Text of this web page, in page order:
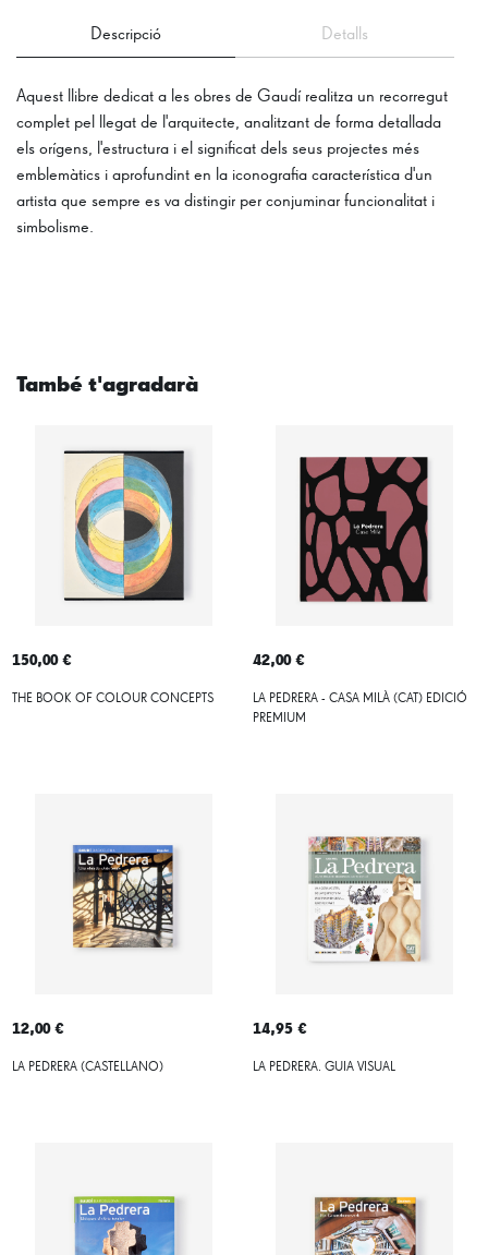
Descripció Detalls
Aquest llibre dedicat a les obres de Gaudí realitza un recorregut
complet pel llegat de l'arquitecte, analitzant de forma detallada
els orígens, l'estructura i el significat dels seus projectes més
emblemàtics i aprofundint en la iconografia característica d'un
artista que sempre es va distingir per conjuminar funcionalitat i
simbolisme.
També t'agradarà
150,00 €
THE BOOK OF COLOUR CONCEPTS
42,00 €
LA PEDRERA - CASA MILÀ (CAT) EDICIÓ
PREMIUM
12,00 €
LA PEDRERA (CASTELLANO)
14,95 €
LA PEDRERA. GUIA VISUAL